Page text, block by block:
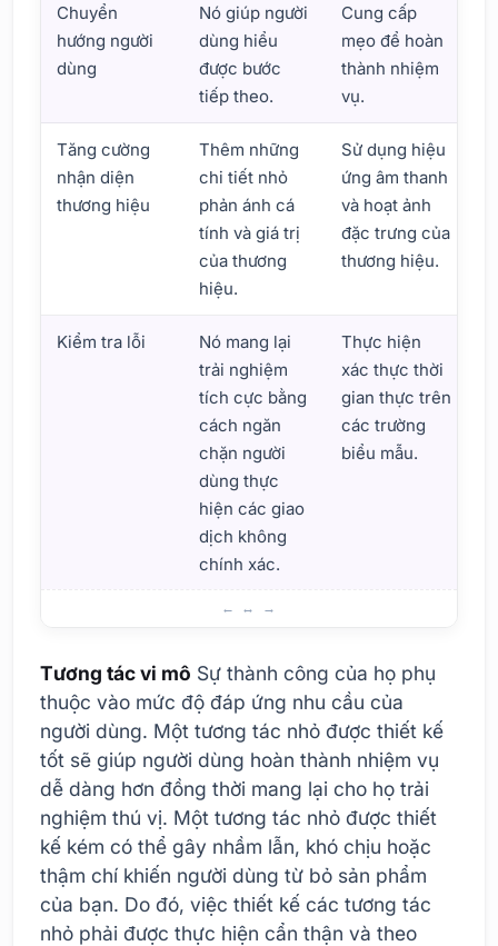
Chuyển
hướng người
dùng
Nó giúp người
dùng hiểu
được bước
tiếp theo.
Cung cấp
mẹo để hoàn
thành nhiệm
vụ.
Tăng cường
nhận diện
thương hiệu
Thêm những
chi tiết nhỏ
phản ánh cá
tính và giá trị
của thương
hiệu.
Sử dụng hiệu
ứng âm thanh
và hoạt ảnh
đặc trưng của
thương hiệu.
Kiểm tra lỗi
Nó mang lại
trải nghiệm
tích cực bằng
cách ngăn
chặn người
dùng thực
hiện các giao
dịch không
chính xác.
Thực hiện
xác thực thời
gian thực trên
các trường
biểu mẫu.
Tương tác vi mô Sự thành công của họ phụ
thuộc vào mức độ đáp ứng nhu cầu của
người dùng. Một tương tác nhỏ được thiết kế
tốt sẽ giúp người dùng hoàn thành nhiệm vụ
dễ dàng hơn đồng thời mang lại cho họ trải
nghiệm thú vị. Một tương tác nhỏ được thiết
kế kém có thể gây nhầm lẫn, khó chịu hoặc
thậm chí khiến người dùng từ bỏ sản phẩm
của bạn. Do đó, việc thiết kế các tương tác
nhỏ phải được thực hiện cẩn thận và theo